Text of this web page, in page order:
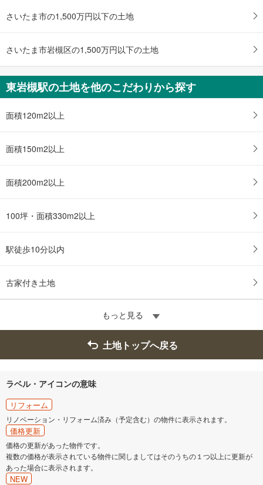
さいたま市の1,500万円以下の土地
さいたま市岩槻区の1,500万円以下の土地
東岩槻駅の土地を他のこだわりから探す
面積120m2以上
面積150m2以上
面積200m2以上
100坪・面積330m2以上
駅徒歩10分以内
古家付き土地
もっと見る
土地トップへ戻る
ラベル・アイコンの意味
リフォーム
リノベーション・リフォーム済み（予定含む）の物件に表示されます。
価格更新
価格の更新があった物件です。
複数の価格が表示されている物件に関しましてはそのうちの１つ以上に更新が
あった場合に表示されます。
NEW